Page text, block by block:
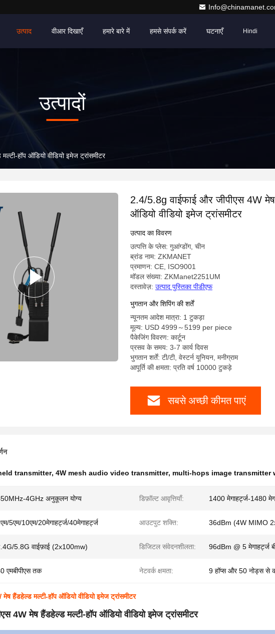
उत्पाद वीआर दिखाएँ हमारे बारे में हमसे संपर्क करें घटनाएँ Hindi
उत्पादों
हॉप ऑडियो वीडियो इमेज ट्रांसमीटर
2.4/5.8g वाईफाई और जीपीएस 4W मेष
ऑडियो वीडियो इमेज ट्रांसमीटर
उत्पाद का विवरण
उत्पत्ति के प्लेस: गुआंग्डोंग, चीन
ब्रांड नाम: ZKMANET
प्रमाणन: CE, ISO9001
मॉडल संख्या: ZKManet2251UM
दस्तावेज़: उत्पाद पुस्तिका पीडीएफ
भुगतान और शिपिंग की शर्तें
न्यूनतम आदेश मात्रा: 1 टुकड़ा
मूल्य: USD 4999～5199 per piece
पैकेजिंग विवरण: कार्टून
प्रसव के समय: 3-7 कार्य दिवस
भुगतान शर्तें: टी/टी, वेस्टर्न यूनियन, मनीग्राम
आपूर्ति की क्षमता: प्रति वर्ष 10000 टुकड़े
सबसे अच्छी कीमत पाएं
transmitter, 4W mesh audio video transmitter, multi-hops image transmitter
4GHz अनुकूलन योग्य डिफ़ॉल्ट आवृत्तियाँ: 1400 मेगाहर्ट्ज-1480
5एम/10एम/20मेगाहर्ट्ज/40मेगाहर्ट्ज आउटपुट शक्ति: 36dBm (4W MIMO
5.8G वाईफ़ाई (2x100mw) डिजिटल संवेदनशीलता: 96dBm @ 5 मेगाहर्ट्ज
एमबीपीएस तक नेटवर्क क्षमता: 9 हॉप्स और 50 नोड्स से
हैंडहेल्ड मल्टी-हॉप ऑडियो वीडियो इमेज ट्रांसमीटर
4W मेष हैंडहेल्ड मल्टी-हॉप ऑडियो वीडियो इमेज ट्रांसमीटर